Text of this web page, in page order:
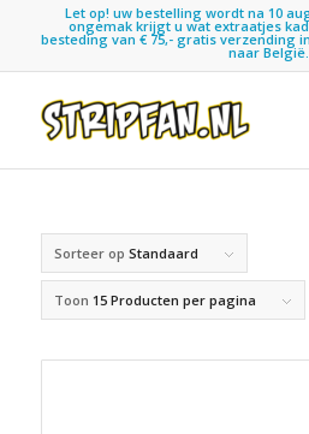
Let op! uw bestelling wordt na 10
ongemak krijgt u wat extraatjes
besteding van € 75,- gratis verzending
naar België.
Sorteer op Standaard
Toon 15 Producten per pagina